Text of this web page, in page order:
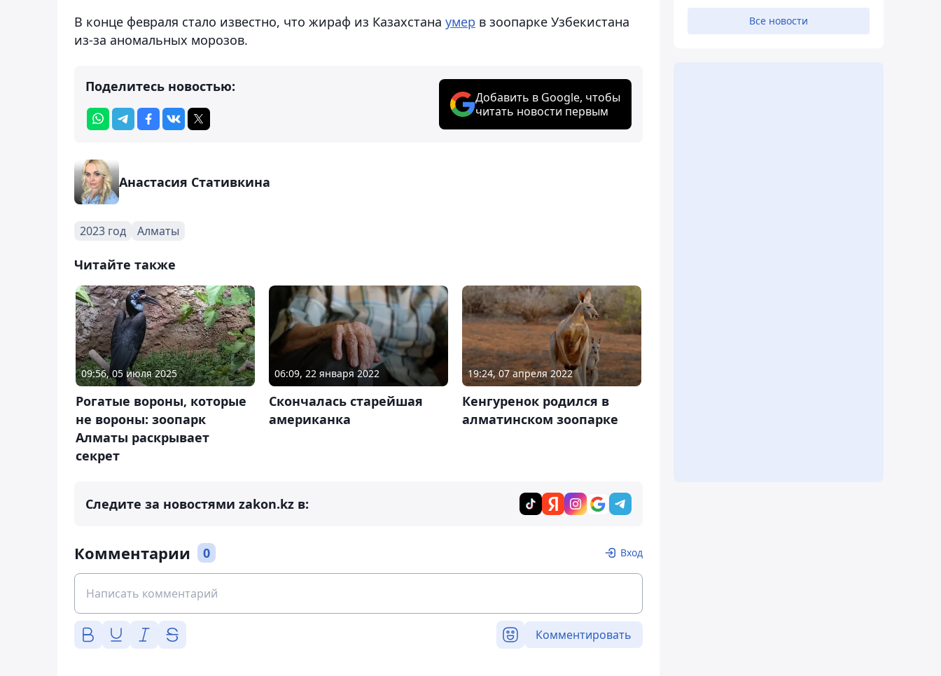
В конце февраля стало известно, что жираф из Казахстана умер в зоопарке Узбекистана
из-за аномальных морозов.
Поделитесь новостью:
Добавить в Google, чтобы
читать новости первым
Анастасия Стативкина
2023 год Алматы
Читайте также
09:56, 05 июля 2025
Рогатые вороны, которые
не вороны: зоопарк
Алматы раскрывает
секрет
06:09, 22 января 2022
Скончалась старейшая
американка
19:24, 07 апреля 2022
Кенгуренок родился в
алматинском зоопарке
Следите за новостями zakon.kz в:
Комментарии 0 Вход
Комментировать
Все новости